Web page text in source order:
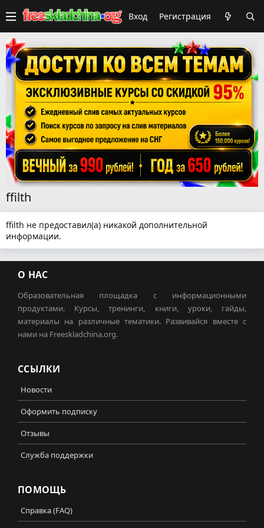
Вход Регистрация
ffilth
ffilth не предоставил(а) никакой дополнительной
информации.
О НАС
Образовательная площадка с информационными
продуктами. Курсы, тренинги, книги, уроки, гайды,
материалы на различные тематики. Развивайся вместе с
нами на Freeskladchina.org.
ССЫЛКИ
Новости
Оформить подписку
Отзывы
Служба поддержки
ПОМОЩЬ
Справка (FAQ)